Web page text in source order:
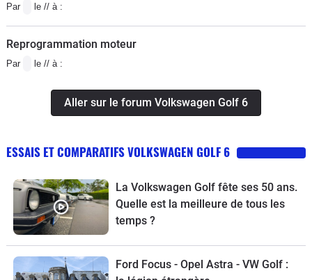
Par le // à :
Reprogrammation moteur
Par le // à :
Aller sur le forum Volkswagen Golf 6
ESSAIS ET COMPARATIFS VOLKSWAGEN GOLF 6
La Volkswagen Golf fête ses 50 ans.
Quelle est la meilleure de tous les
temps ?
Ford Focus - Opel Astra - VW Golf :